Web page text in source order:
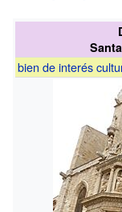
bien de interés